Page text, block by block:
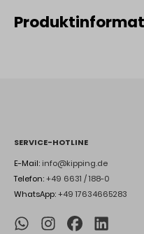
SERVICE-HOTLINE
E-Mail:info@kipping.de
Telefon:+49 6631 / 188-0
WhatsApp:+49 17634665283